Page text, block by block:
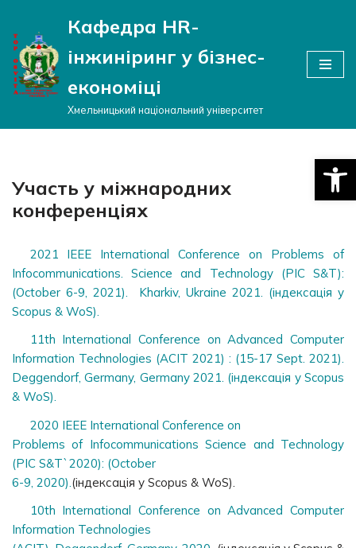
Перейти
до
вмісту
Кафедра HR-
інжиніринг у бізнес-
економіці
Хмельницький національний університет
Участь у міжнародних
конференціях
2021 IEEE International Conference on Problems of
Infocommunications. Science and Technology (PIC S&T):
(October 6-9, 2021). Kharkiv, Ukraine 2021. (індексація у
Scopus & WoS).
11th International Conference on Advanced Computer
Information Technologies (ACIT 2021) : (15-17 Sept. 2021).
Deggendorf, Germany, Germany 2021. (індексація у Scopus
& WoS).
2020 IEEE International Conference on
Problems of Infocommunications Science and Technology
(PIC S&T`2020): (October
6-9, 2020). (індексація у Scopus & WoS).
10th International Conference on Advanced Computer
Information Technologies